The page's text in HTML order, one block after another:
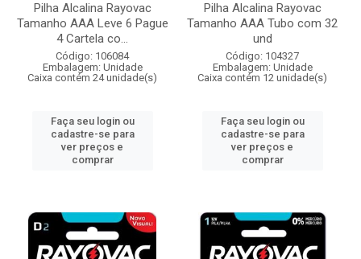
Pilha Alcalina Rayovac
Tamanho AAA Leve 6 Pague
4 Cartela co...
Código: 106084
Embalagem: Unidade
Caixa contém 24 unidade(s)
Faça seu login ou
cadastre-se para
ver preços e
comprar
Pilha Alcalina Rayovac
Tamanho AAA Tubo com 32
und
Código: 104327
Embalagem: Unidade
Caixa contém 12 unidade(s)
Faça seu login ou
cadastre-se para
ver preços e
comprar